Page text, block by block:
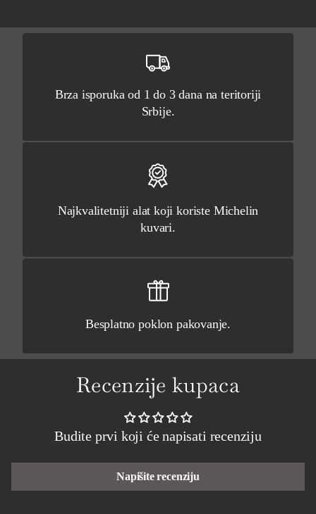
Brza isporuka od 1 do 3 dana na teritoriji
Srbije.
Najkvalitetniji alat koji koriste Michelin
kuvari.
Besplatno poklon pakovanje.
Recenzije kupaca
Budite prvi koji će napisati recenziju
Napišite recenziju